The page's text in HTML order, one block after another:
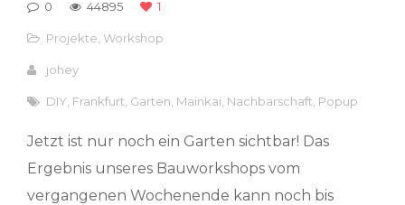
0 44895 1
Projekte ,Workshop
johey
DIY Frankfurt Garten Mainkai Nachbarschaft Popup
Jetzt ist nur noch ein Garten sichtbar! Das
Ergebnis unseres Bauworkshops vom
vergangenen Wochenende kann noch bis